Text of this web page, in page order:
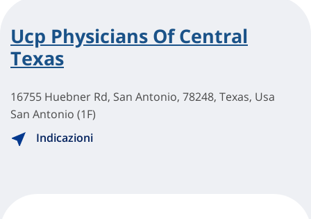
Ucp Physicians Of Central
Texas
16755 Huebner Rd, San Antonio, 78248, Texas, Usa
San Antonio (1F)
Indicazioni